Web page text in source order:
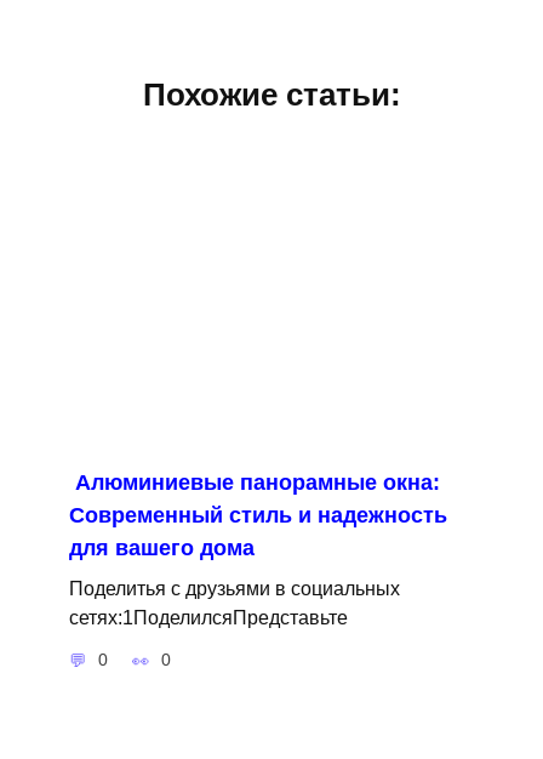
Похожие статьи:
Алюминиевые панорамные окна:
Современный стиль и надежность
для вашего дома
Поделитья с друзьями в социальных
сетях:1ПоделилсяПредставьте
0 0